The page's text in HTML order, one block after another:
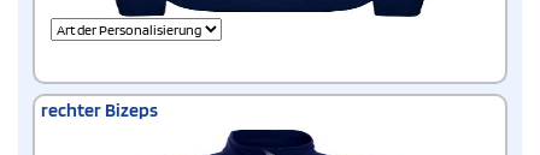
rechter Bizeps